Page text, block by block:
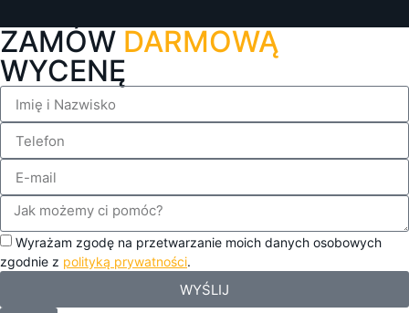
ZAMÓW DARMOWĄ
WYCENĘ
Wyrażam zgodę na przetwarzanie moich danych osobowych
zgodnie z polityką prywatności.
WYŚLIJ